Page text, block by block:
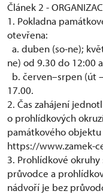
Článek 2 -
1. Pokladna
otevřena:
a. duben (so-ne);
ne) od 9.30 do 12:00
b. červen–srpen (út
17.00.
2. Čas zahájení
o prohlídkových
památkového
https://www.zamek-
3. Prohlídkové
průvodce a
nádvoří je bez